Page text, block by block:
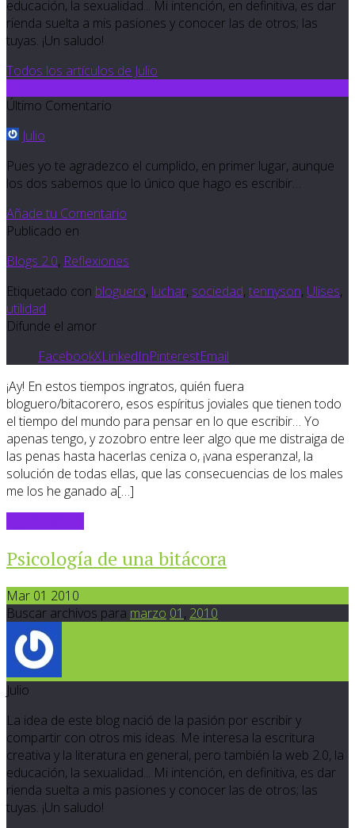
educación, la sexualidad... Mi intención, en definitiva, es dar
rienda suelta a mis pasiones y conocer las de otros; las
tuyas. ¡Un saludo!
Todos los artículos de Julio
Último Comentario
Julio
Pues yo te agradezco el cumplido, en primer lugar, aunque
los dos sabemos que lo único que hago es escribir…
Añade tu Comentario
Publicado en
Blogs 2.0, Reflexiones
Etiquetado con bloguero, luchar, sociedad, tennyson, Ulises,
utilidad
Difunde el amor
FacebookXLinkedInPinterestEmail
¡Ay! En estos tiempos ingratos, quién fuera
bloguero/bitacorero, esos espíritus joviales que tienen todo
el tiempo del mundo para pensar en lo que escribir… Yo
apenas tengo, y zozobro entre leer algo que me distraiga de
las penas hasta hacerlas ceniza o, ¡vana esperanza!, la
solución de todas ellas, que las consecuencias de los males
me los he ganado a[…]
Psicología de una bitácora
Mar 01 2010
Buscar archivos para marzo 01 , 2010
Julio
La idea de este blog nació de la pasión por escribir y
compartir con otros mis ideas. Me interesa la escritura
creativa y la literatura en general, pero también la web 2.0, la
educación, la sexualidad... Mi intención, en definitiva, es dar
rienda suelta a mis pasiones y conocer las de otros; las
tuyas. ¡Un saludo!